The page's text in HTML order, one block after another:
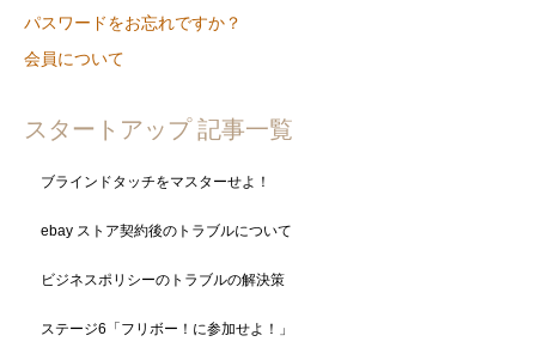
パスワードをお忘れですか？
会員について
スタートアップ 記事一覧
ブラインドタッチをマスターせよ！
ebay ストア契約後のトラブルについて
ビジネスポリシーのトラブルの解決策
ステージ6「フリボー！に参加せよ！」